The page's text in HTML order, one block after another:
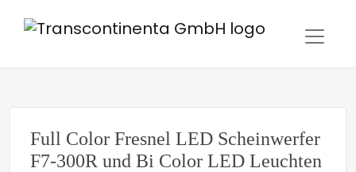
Full Color Fresnel LED Scheinwerfer
F7-300R und Bi Color LED Leuchten